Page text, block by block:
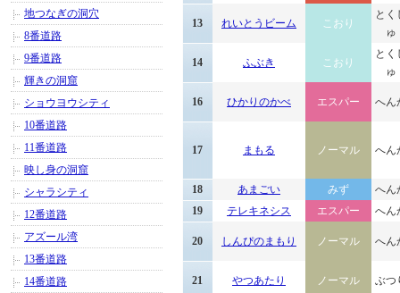
13 れいとうビーム こおり
とく
ゅ
14 ふぶき こおり
とく
ゅ
16 ひかりのかべ エスパー へん
17 まもる ノーマル へん
18 あまごい みず
へん
19
テレキネシス エスパー へん
20 しんぴのまもり ノーマル へん
21 やつあたり ノーマル ぶつ
地つなぎの洞穴
8番道路
9番道路
輝きの洞窟
ショウヨウシティ
10番道路
11番道路
映し身の洞窟
シャラシティ
12番道路
アズール湾
13番道路
14番道路